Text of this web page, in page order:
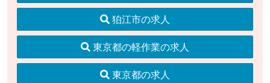
狛江市の求人
東京都の軽作業の求人
東京都の求人